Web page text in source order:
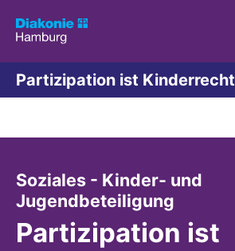
Partizipation ist Kinderrecht
Soziales - Kinder- und
Jugendbeteiligung
Partizipation ist